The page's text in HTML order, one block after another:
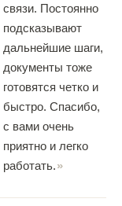
связи. Постоянно
подсказывают
дальнейшие шаги,
документы тоже
готовятся четко и
быстро. Спасибо,
с вами очень
приятно и легко
работать.